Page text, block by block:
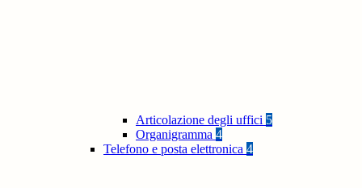
Articolazione degli uffici 5
Organigramma 4
Telefono e posta elettronica 4